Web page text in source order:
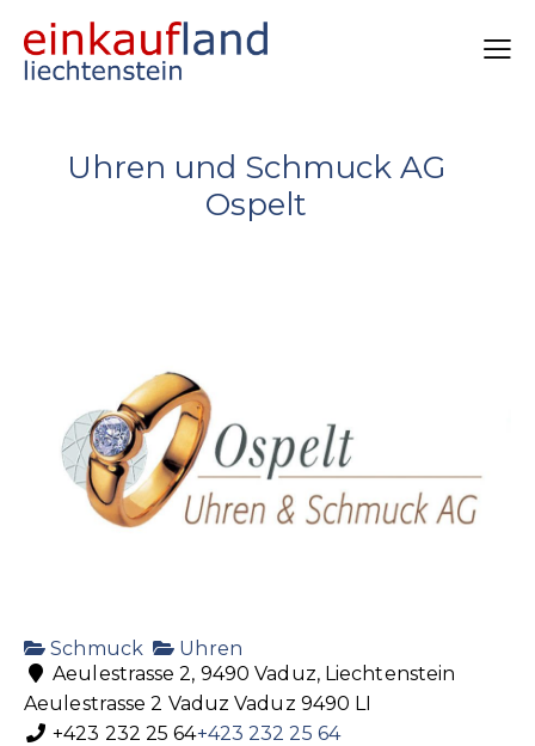
Uhren und Schmuck AG
Ospelt
Schmuck
Uhren
Aeulestrasse 2, 9490 Vaduz, Liechtenstein
Aeulestrasse 2 Vaduz Vaduz 9490 LI
+423 232 25 64+423 232 25 64